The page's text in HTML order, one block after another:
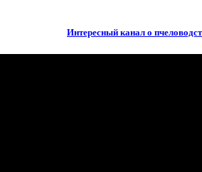
Интересный канал о